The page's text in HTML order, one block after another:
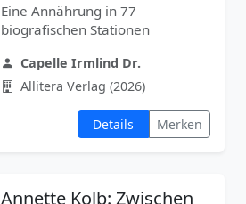
Eine Annährung in 77
biografischen Stationen
Capelle Irmlind Dr.
Allitera Verlag (2026)
Details Merken
Annette Kolb: Zwischen